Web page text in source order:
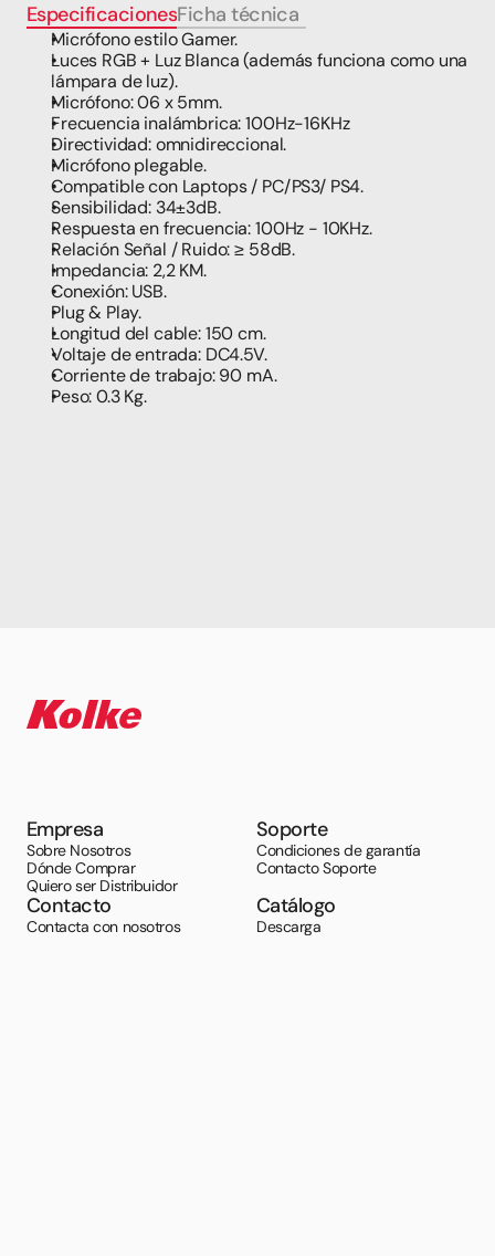
EspecificacionesFicha técnica
Micrófono estilo Gamer.
Luces RGB + Luz Blanca (además funciona como una
lámpara de luz).
Micrófono: 06 x 5mm.
Frecuencia inalámbrica: 100Hz-16KHz
Directividad: omnidireccional.
Micrófono plegable.
Compatible con Laptops / PC/PS3/ PS4.
Sensibilidad: 34±3dB.
Respuesta en frecuencia: 100Hz - 10KHz.
Relación Señal / Ruido: ≥ 58dB.
Impedancia: 2,2 KM.
Conexión: USB.
Plug & Play.
Longitud del cable: 150 cm.
Voltaje de entrada: DC4.5V.
Corriente de trabajo: 90 mA.
Peso: 0.3 Kg.
Empresa
Sobre Nosotros
Dónde Comprar
Quiero ser Distribuidor
Soporte
Condiciones de garantía
Contacto Soporte
Contacto
Contacta con nosotros
Catálogo
Descarga